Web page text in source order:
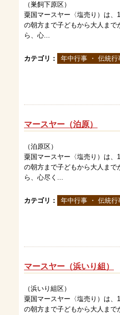
（巣飼下原区）
粟国マースヤー〈塩売り）は、
の朝方まで子どもから大人ま
ら、心...
カテゴリ： 年中行事 ・ 伝統行
マースヤー（泊原）
（泊原区）
粟国マースヤー〈塩売り）は、
の朝方まで子どもから大人ま
ら、心尽く...
カテゴリ： 年中行事 ・ 伝統行
マースヤー（浜いり組）
（浜いり組区）
粟国マースヤー〈塩売り）は、
の朝方まで子どもから大人ま